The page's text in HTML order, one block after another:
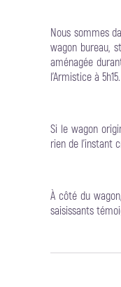
Nous sommes
wagon bureau,
aménagée
l’Armistice à
Si le wagon
rien de l’instant
À côté du
saisissants